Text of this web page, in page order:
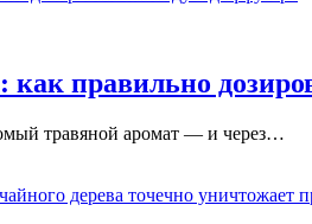
правильно
травяной аромат — и через…